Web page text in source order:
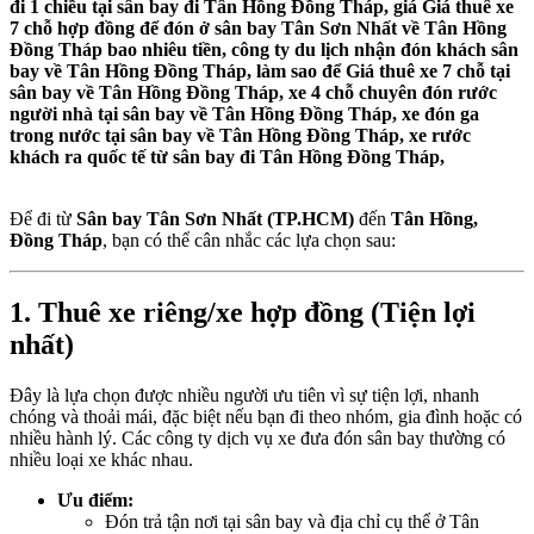
đi 1 chiều tại sân bay đi Tân Hồng Đồng Tháp, giá Giá thuê xe
7 chỗ hợp đồng để đón ở sân bay Tân Sơn Nhất về Tân Hồng
Đồng Tháp bao nhiêu tiền, công ty du lịch nhận đón khách sân
bay về Tân Hồng Đồng Tháp, làm sao để Giá thuê xe 7 chỗ tại
sân bay về Tân Hồng Đồng Tháp, xe 4 chỗ chuyên đón rước
người nhà tại sân bay về Tân Hồng Đồng Tháp, xe đón ga
trong nước tại sân bay về Tân Hồng Đồng Tháp, xe rước
khách ra quốc tế từ sân bay đi Tân Hồng Đồng Tháp,
Để đi từ Sân bay Tân Sơn Nhất (TP.HCM) đến Tân Hồng,
Đồng Tháp, bạn có thể cân nhắc các lựa chọn sau:
1. Thuê xe riêng/xe hợp đồng (Tiện lợi
nhất)
Đây là lựa chọn được nhiều người ưu tiên vì sự tiện lợi, nhanh
chóng và thoải mái, đặc biệt nếu bạn đi theo nhóm, gia đình hoặc có
nhiều hành lý. Các công ty dịch vụ xe đưa đón sân bay thường có
nhiều loại xe khác nhau.
Ưu điểm:
Đón trả tận nơi tại sân bay và địa chỉ cụ thể ở Tân